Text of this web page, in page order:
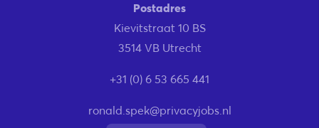
Postadres
Kievitstraat 10 BS
3514 VB Utrecht
+31 (0) 6 53 665 441
ronald.spek@privacyjobs.nl